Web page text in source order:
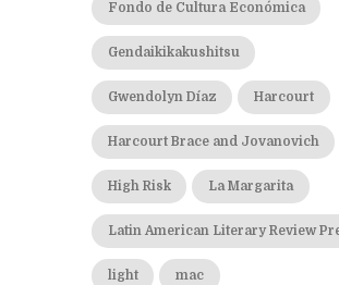
Fondo de Cultura Económica
Gendaikikakushitsu
Gwendolyn Díaz Harcourt
Harcourt Brace and Jovanovich
High Risk La Margarita
Latin American Literary Review
light mac